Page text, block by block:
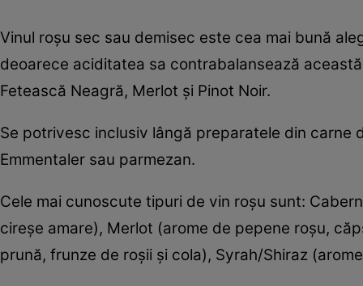
Vinul roșu sec sau demisec este cea mai bună
deoarece aciditatea sa contrabalansează
Fetească Neagră, Merlot și Pinot Noir.
Se potrivesc inclusiv lângă preparatele din
Emmentaler sau parmezan.
Cele mai cunoscute tipuri de vin roşu sunt:
cireşe amare), Merlot (arome de pepene roşu,
prună, frunze de roşii şi cola), Syrah/Shiraz